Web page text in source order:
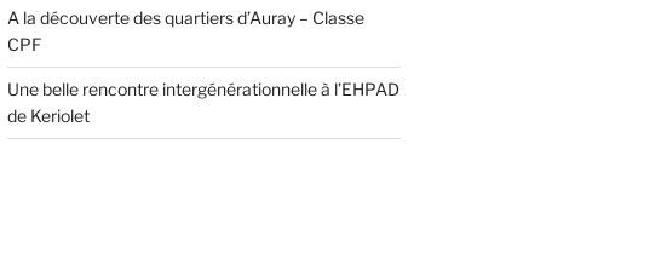
A la découverte des quartiers d’Auray – Classe
CPF
Une belle rencontre intergénérationnelle à l’EHPAD
de Keriolet